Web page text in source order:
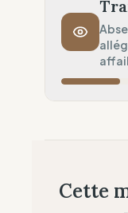
Flux
Ancrage
Cette